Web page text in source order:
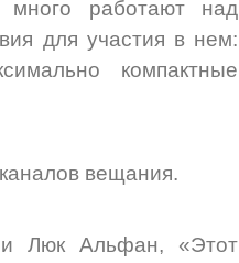
много работают над
для участия в нем:
компактные
вещания.
Люк Альфан, «Этот